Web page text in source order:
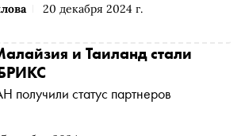
20 декабря 2024 г.
и Таиланд стали
получили статус партнеров